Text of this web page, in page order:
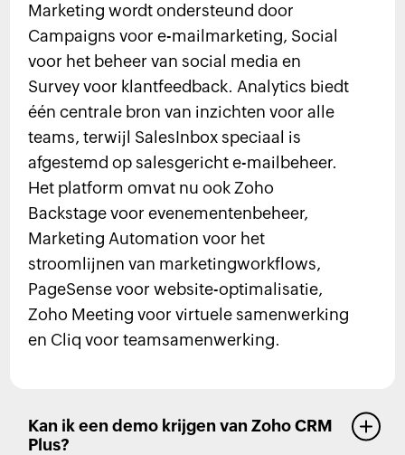
Marketing wordt ondersteund door
Campaigns voor e-mailmarketing, Social
voor het beheer van social media en
Survey voor klantfeedback. Analytics biedt
één centrale bron van inzichten voor alle
teams, terwijl SalesInbox speciaal is
afgestemd op salesgericht e-mailbeheer.
Het platform omvat nu ook Zoho
Backstage voor evenementenbeheer,
Marketing Automation voor het
stroomlijnen van marketingworkflows,
PageSense voor website-optimalisatie,
Zoho Meeting voor virtuele samenwerking
en Cliq voor teamsamenwerking.
Kan ik een demo krijgen van Zoho CRM
Plus?